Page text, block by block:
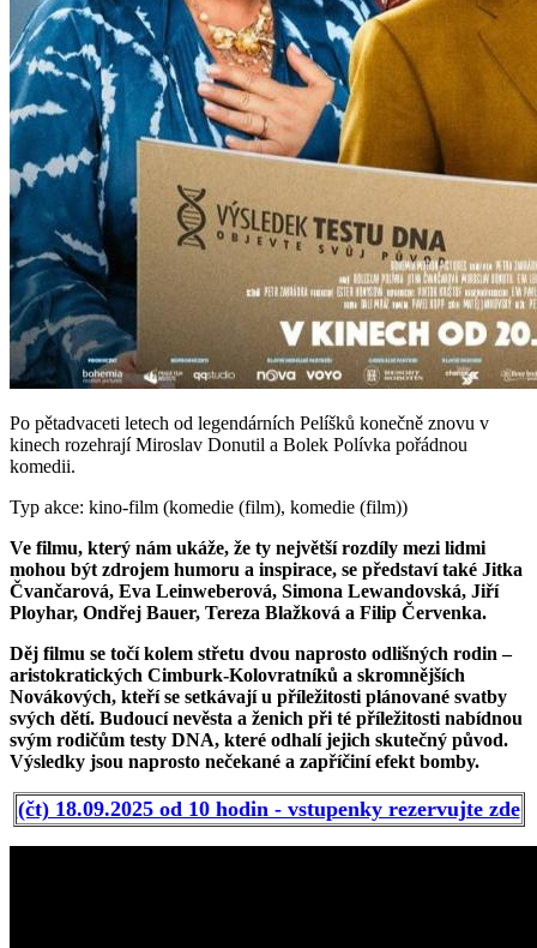
Po pětadvaceti letech od legendárních Pelíšků konečně znovu v
kinech rozehrají Miroslav Donutil a Bolek Polívka pořádnou
komedii.
Typ akce: kino-film (komedie (film), komedie (film))
Ve filmu, který nám ukáže, že ty největší rozdíly mezi lidmi
mohou být zdrojem humoru a inspirace, se představí také Jitka
Čvančarová, Eva Leinweberová, Simona Lewandovská, Jiří
Ployhar, Ondřej Bauer, Tereza Blažková a Filip Červenka.
Děj filmu se točí kolem střetu dvou naprosto odlišných rodin –
aristokratických Cimburk-Kolovratníků a skromnějších
Novákových, kteří se setkávají u příležitosti plánované svatby
svých dětí. Budoucí nevěsta a ženich při té příležitosti nabídnou
svým rodičům testy DNA, které odhalí jejich skutečný původ.
Výsledky jsou naprosto nečekané a zapříčiní efekt bomby.
(čt) 18.09.2025 od 10 hodin - vstupenky rezervujte zde